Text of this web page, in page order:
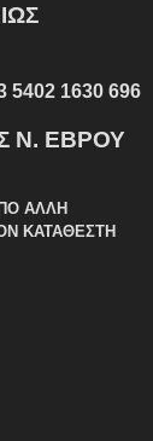
5402 1630 696
Ν. ΕΒΡΟΥ
ΑΛΛΗ
ΚΑΤΑΘΕΣΤΗ